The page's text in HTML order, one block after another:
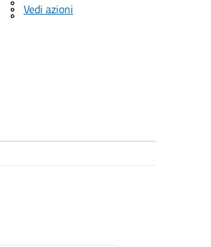
Vedi azioni